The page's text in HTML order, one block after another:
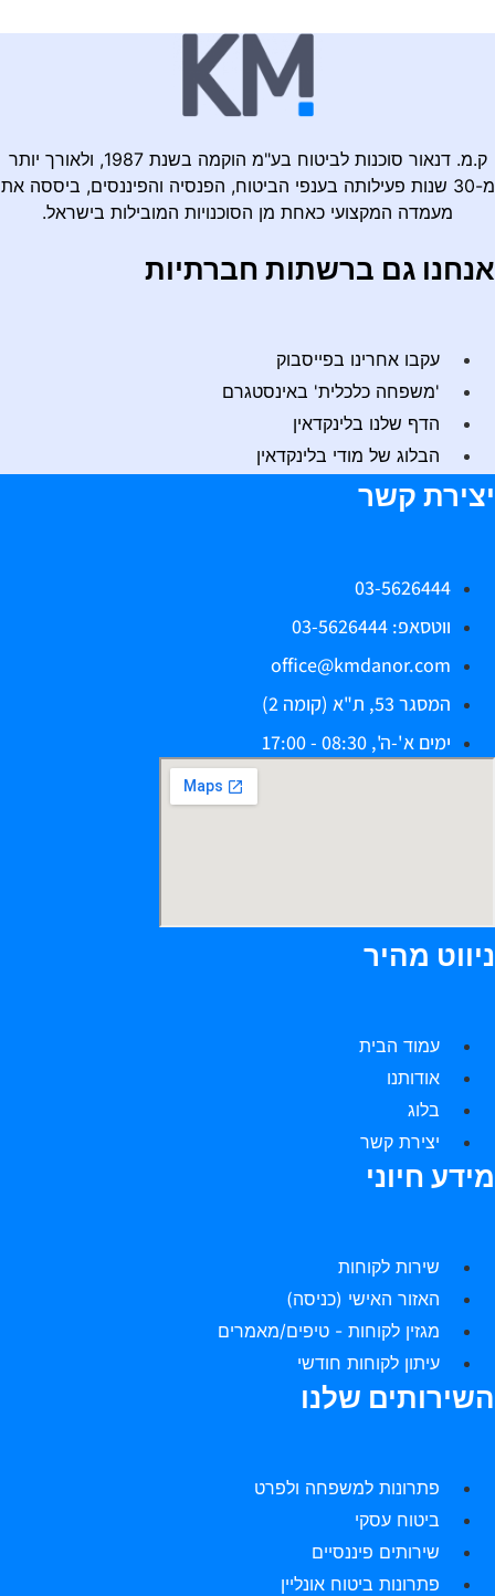
ק.מ. דנאור סוכנות לביטוח בע"מ הוקמה בשנת 1987, ולאורך יותר
מ-30 שנות פעילותה בענפי הביטוח, הפנסיה והפיננסים, ביססה את
מעמדה המקצועי כאחת מן הסוכנויות המובילות בישראל.
גם ברשתות חברתיות
עקבו אחרינו בפייסבוק
'משפחה כלכלית' באינסטגרם
הדף שלנו בלינקדאין
הבלוג של מודי בלינקדאין
קשר
03-5626444
ווטסאפ: 03-5626444
office@kmdanor.com
המסגר 53, ת"א (קומה 2)
ימים א'-ה', 08:30 - 17:00
מהיר
עמוד הבית
אודותנו
בלוג
יצירת קשר
חיוני
שירות לקוחות
האזור האישי (כניסה)
מגזין לקוחות - טיפים/מאמרים
עיתון לקוחות חודשי
שלנו
פתרונות למשפחה ולפרט
ביטוח עסקי
שירותים פיננסיים
פתרונות ביטוח אונליין